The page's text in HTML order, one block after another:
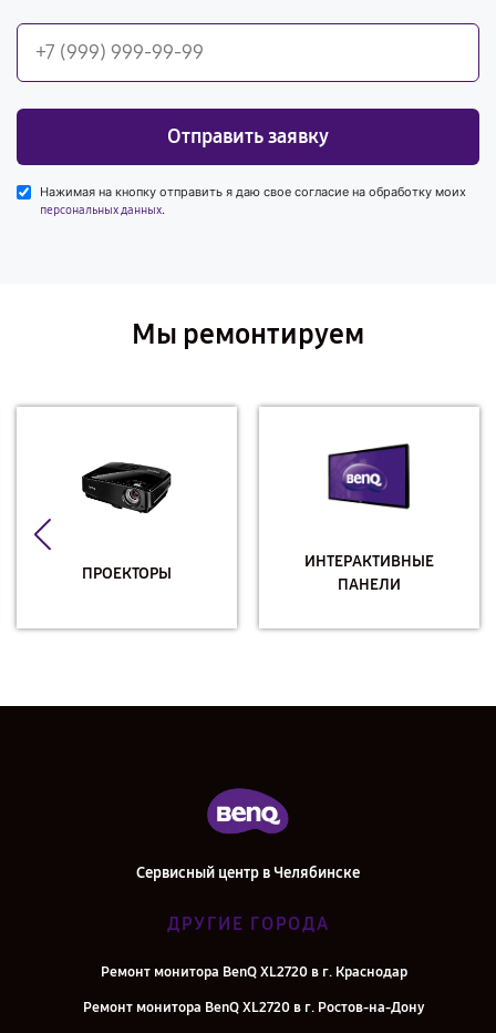
Отправить заявку
Нажимая на кнопку отправить я даю свое согласие на обработку моих
персональных данных.
Мы ремонтируем
ПРОЕКТОРЫ
ИНТЕРАКТИВНЫЕ
ПАНЕЛИ
Сервисный центр в Челябинске
ДРУГИЕ ГОРОДА
Ремонт монитора BenQ XL2720 в г. Краснодар
Ремонт монитора BenQ XL2720 в г. Ростов-на-Дону